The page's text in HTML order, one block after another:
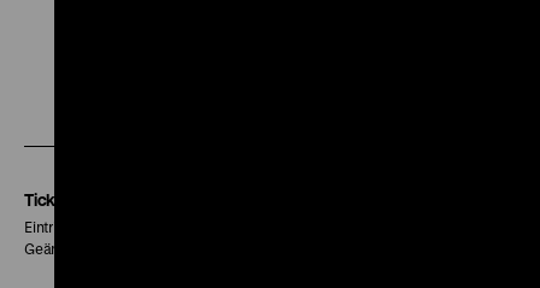
Tickets
Eintritt 5 €
Geänderte Preise sind im Programm vermerkt.